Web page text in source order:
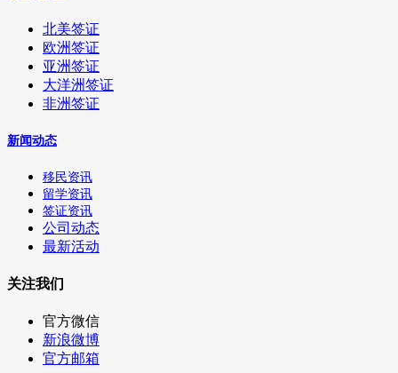
北美签证
欧洲签证
亚洲签证
大洋洲签证
非洲签证
新闻动态
移民资讯
留学资讯
签证资讯
公司动态
最新活动
关注我们
官方微信
新浪微博
官方邮箱